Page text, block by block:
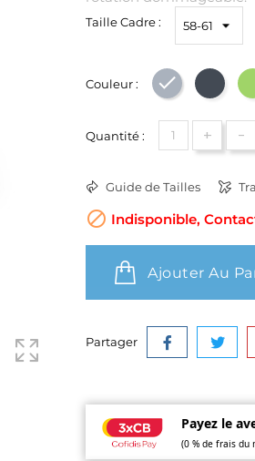
Taille Cadre :
Couleur : Gris Noir
Quantité : + -
Guide de Tailles
 Indisponible,
Ajouter Au
Partager
Payez le
(0 % de frais du